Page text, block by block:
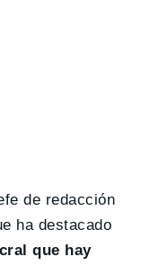
de redacción
ha destacado
que hay